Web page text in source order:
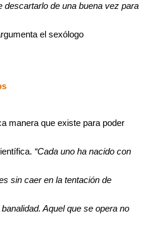
descartarlo de una buena vez para
el sexólogo
manera que existe para poder
“Cada uno ha nacido con
sin caer en la tentación de
Aquel que se opera no